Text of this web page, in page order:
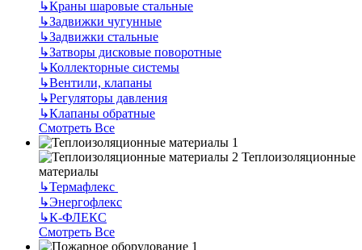
↳Краны шаровые стальные
↳Задвижки чугунные
↳Задвижки стальные
↳Затворы дисковые поворотные
↳Коллекторные системы
↳Вентили, клапаны
↳Регуляторы давления
↳Клапаны обратные
Смотреть Все
Теплоизоляционные
материалы
↳Термафлекс
↳Энергофлекс
↳К-ФЛЕКС
Смотреть Все